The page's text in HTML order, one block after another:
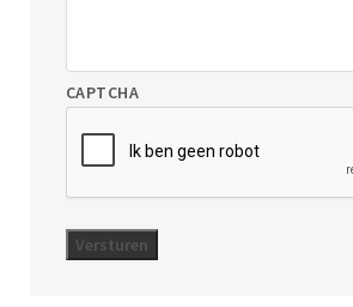
CAPTCHA